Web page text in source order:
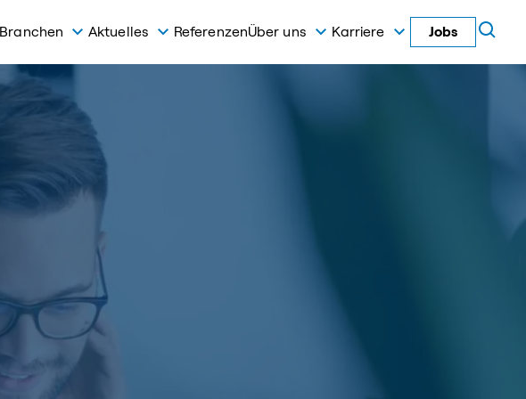
Branchen Aktuelles ReferenzenÜber uns Karriere Jobs